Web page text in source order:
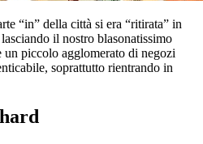
“in” della città si era “ritirata” in
il nostro blasonatissimo
un piccolo agglomerato di negozi
soprattutto rientrando in